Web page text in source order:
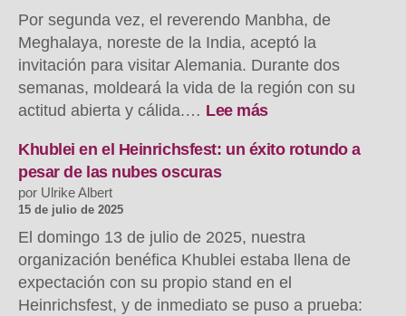
guter
Nachrichten!
Por segunda vez, el reverendo Manbha, de
Meghalaya, noreste de la India, aceptó la
invitación para visitar Alemania. Durante dos
semanas, moldeará la vida de la región con su
actitud abierta y cálida.… Lee más:
Zeit
Begegnung
mit
Pfarrer
Manbha
Khublei en el Heinrichsfest: un éxito rotundo a
pesar de las nubes oscuras
por Ulrike Albert
15 de julio de 2025
El domingo 13 de julio de 2025, nuestra
organización benéfica Khublei estaba llena de
expectación con su propio stand en el
Heinrichsfest, y de inmediato se puso a prueba: